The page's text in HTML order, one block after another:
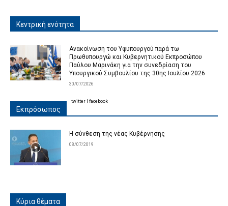
Κεντρική ενότητα
Ανακοίνωση του Υφυπουργού παρά τω
Πρωθυπουργώ και Κυβερνητικού Εκπροσώπου
Παύλου Μαρινάκη για την συνεδρίαση του
Υπουργικού Συμβουλίου της 30ης Ιουλίου 2026
30/07/2026
Εκπρόσωπος
Η σύνθεση της νέας Κυβέρνησης
08/07/2019
twitter facebook
Κύρια θέματα